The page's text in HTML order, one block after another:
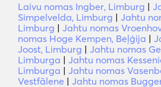
Laivu nomas Ingber, Limburg |
Simpelvelda, Limburg | Jahtu
Limburg | Jahtu nomas
nomas Hoge Kempen, Beļģija |
Joost, Limburg | Jahtu nomas
Limburga | Jahtu nomas
Limburga | Jahtu nomas
Vestfālene | Jahtu nomas